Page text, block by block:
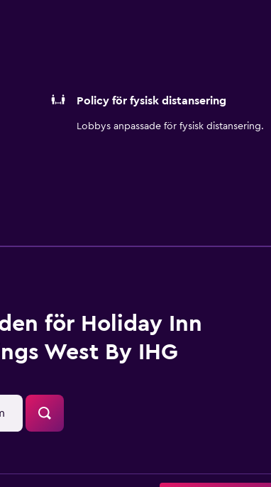
Policy för fysisk distansering
Lobbys anpassade för fysisk distansering.
för Holiday Inn
West By IHG